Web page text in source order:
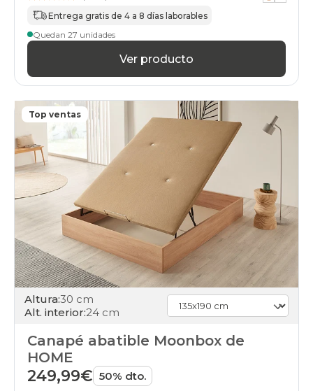
doble
canapes-
abatibles
unfrente
canapes-
abatibles
cambria
abatibles
160x190cm-
doble
cambria
canapes-
abatibles
80x190cm-
unfrente
cambria
canapes-
abatibles
160x190cm
cambria
canapes-
Entrega gratis de 4 a 8 días laborables
Quedan 27 unidades
Ver producto
Top ventas
Altura:30 cm
Alt. interior:24 cm
Canapé abatible Moonbox de
HOME
249,99€ 50% dto.